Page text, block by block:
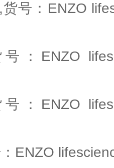
号：ENZO
号：ENZO
号：ENZO
ENZO